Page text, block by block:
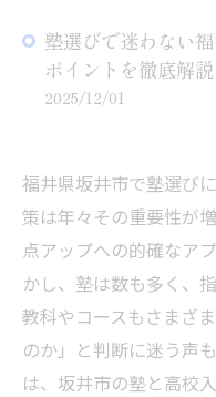
塾選びで迷わない
ポイントを徹底解説
2025/12/01
福井県坂井市で塾選び
策は年々その重要性が
点アップへの的確なア
かし、塾は数も多く、
教科やコースもさまざ
のか」と判断に迷う声
は、坂井市の塾と高校